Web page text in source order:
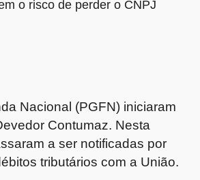
o risco de perder o CNPJ
Nacional (PGFN) iniciaram
Contumaz. Nesta
a ser notificadas por
tributários com a União.